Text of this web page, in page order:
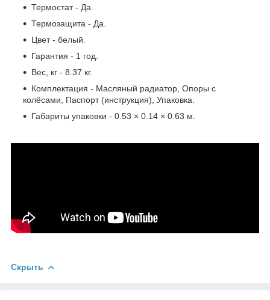
Термостат - Да.
Термозащита - Да.
Цвет - белый.
Гарантия - 1 год.
Вес, кг - 8.37 кг.
Комплектация - Масляный радиатор, Опоры с
колёсами, Паспорт (инструкция), Упаковка.
Габариты упаковки - 0.53 × 0.14 × 0.63 м.
Скрыть